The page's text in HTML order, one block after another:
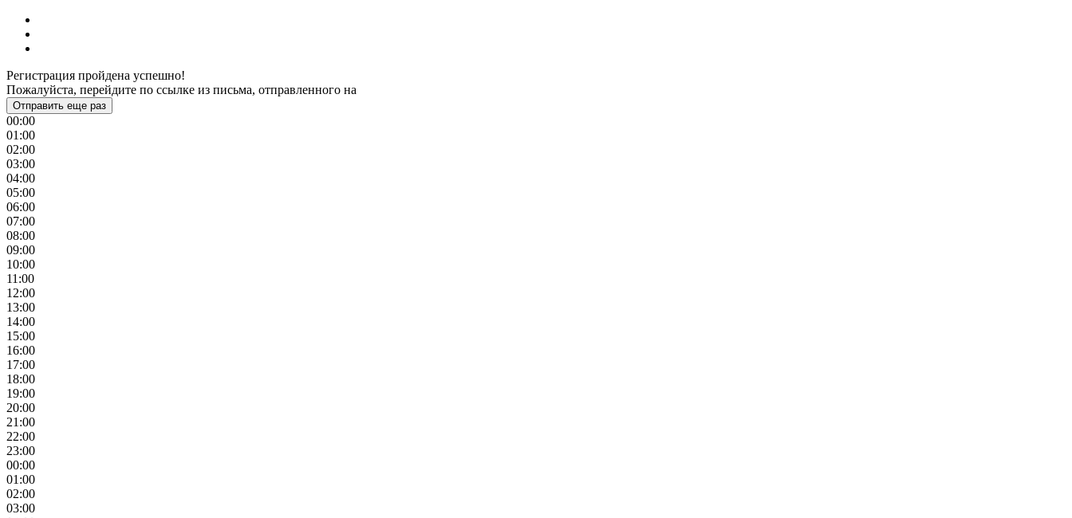
Регистрация пройдена успешно!
Пожалуйста, перейдите по ссылке из письма, отправленного на
Отправить еще раз
00:00
01:00
02:00
03:00
04:00
05:00
06:00
07:00
08:00
09:00
10:00
11:00
12:00
13:00
14:00
15:00
16:00
17:00
18:00
19:00
20:00
21:00
22:00
23:00
00:00
01:00
02:00
03:00